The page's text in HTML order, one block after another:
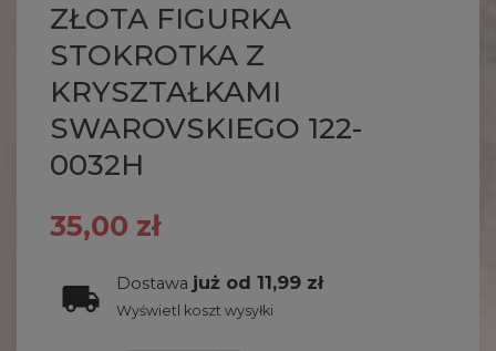
ZŁOTA FIGURKA
STOKROTKA Z
KRYSZTAŁKAMI
SWAROVSKIEGO 122-
0032H
35,00 zł
Dostawa już od 11,99 zł
Wyświetl koszt wysyłki